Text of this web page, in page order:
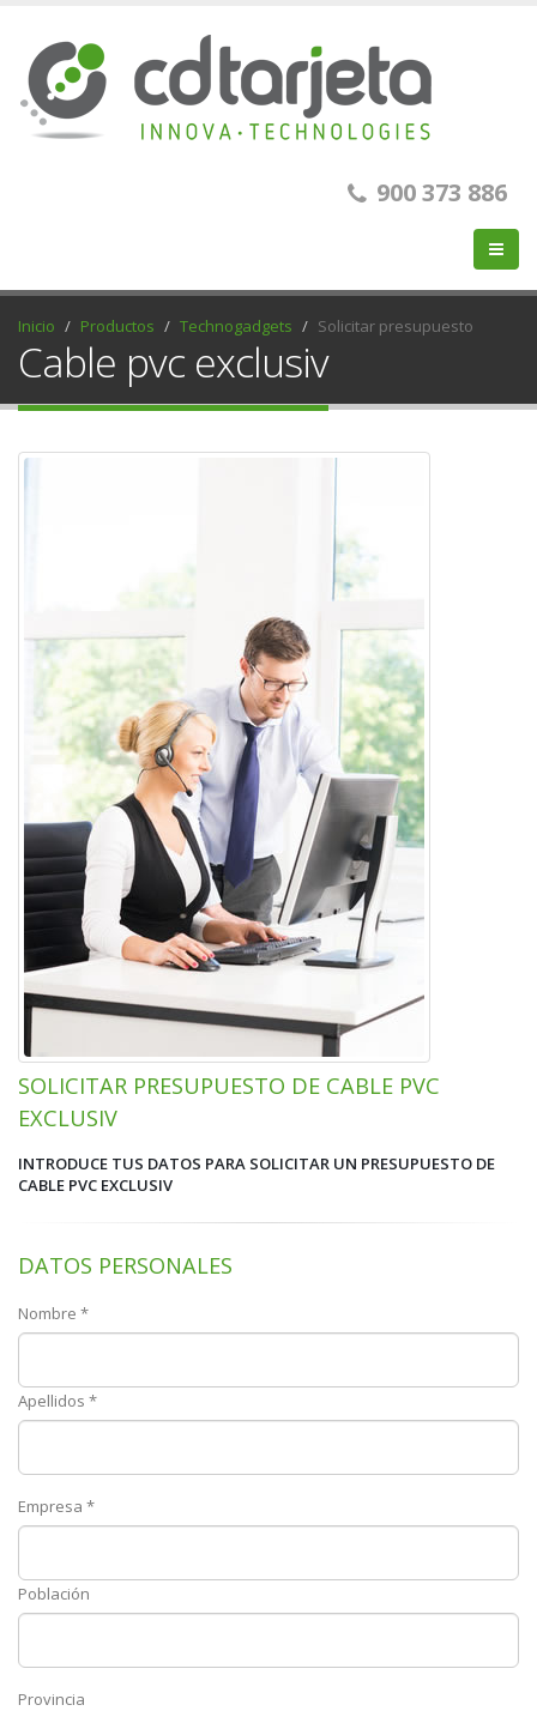
900 373 886
Inicio Productos Technogadgets Solicitar presupuesto
Cable pvc exclusiv
SOLICITAR PRESUPUESTO DE CABLE PVC
EXCLUSIV
INTRODUCE TUS DATOS PARA SOLICITAR UN PRESUPUESTO DE
CABLE PVC EXCLUSIV
DATOS PERSONALES
Nombre *
Apellidos *
Empresa *
Población
Provincia